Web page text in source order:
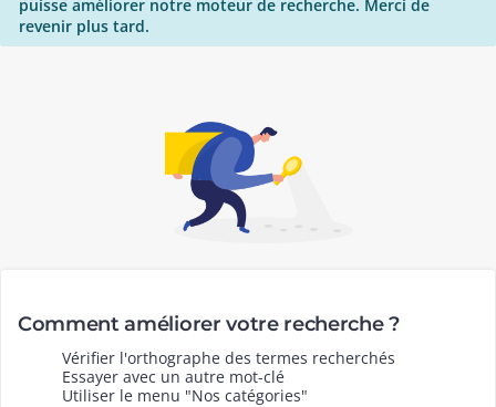
puisse améliorer notre moteur de recherche. Merci de
revenir plus tard.
Comment améliorer votre recherche ?
Vérifier l'orthographe des termes recherchés
Essayer avec un autre mot-clé
Utiliser le menu "Nos catégories"